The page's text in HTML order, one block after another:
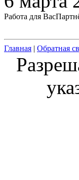
Работа для Вас
Главная | Обратная